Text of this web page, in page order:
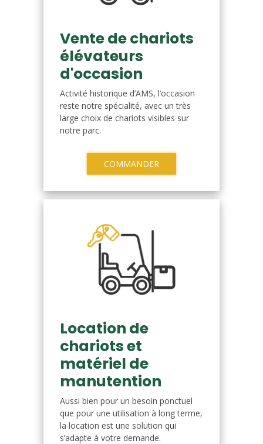
Vente de chariots
élévateurs
d'occasion
Activité historique d’AMS, l’occasion
reste notre spécialité, avec un très
large choix de chariots visibles sur
notre parc.
COMMANDER
Location de
chariots et
matériel de
manutention
Aussi bien pour un besoin ponctuel
que pour une utilisation à long terme,
la location est une solution qui
s’adapte à votre demande.